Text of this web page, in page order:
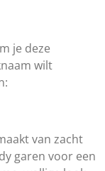
je deze
wilt
van zacht
garen voor een